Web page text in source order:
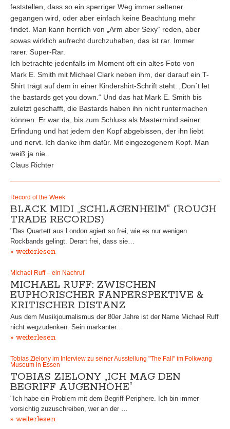
feststellen, dass so ein sperriger Weg immer seltener
gegangen wird, oder aber einfach keine Beachtung mehr
findet. Man kann herrlich von „Arm aber Sexy“ reden, aber
sowas wirklich aufrecht durchzuhalten, das ist rar. Immer
rarer. Super-Rar.
Ich betrachte jedenfalls im Moment oft ein altes Foto von
Mark E. Smith mit Michael Clark neben ihm, der darauf ein T-
Shirt trägt auf dem in einer Kindershirt-Schrift steht: „Don´t let
the bastards get you down.“ Und das hat Mark E. Smith bis
zuletzt geschafft, die Bastards haben ihn nicht runtermachen
können. Er war da, bis zum Schluss als Mastermind seiner
Erfindung und hat jedem den Kopf abgebissen, der ihn liebt
und nervt. Ich danke ihm dafür. Mit eingezogenem Kopf. Man
weiß ja nie..
Claus Richter
Record of the Week
BLACK MIDI „SCHLAGENHEIM“ (ROUGH
TRADE RECORDS)
"Das Quartett aus London agiert so frei, wie es nur wenigen
Rockbands gelingt. Derart frei, dass sie…
» weiterlesen
Michael Ruff – ein Nachruf
MICHAEL RUFF: ZWISCHEN
EUPHORISCHER FANPERSPEKTIVE &
KRITISCHER DISTANZ
Aus dem Musikjournalismus der 80er Jahre ist der Name Michael Ruff
nicht wegzudenken. Sein markanter…
» weiterlesen
Tobias Zielony im Interview zu seiner Ausstellung "The Fall" im Folkwang
Museum in Essen
TOBIAS ZIELONY „ICH MAG DEN
BEGRIFF AUGENHÖHE“
"Ich habe ein Problem mit dem Begriff Periphere. Ich bin immer
vorsichtig zuzuschreiben, wer an der …
» weiterlesen